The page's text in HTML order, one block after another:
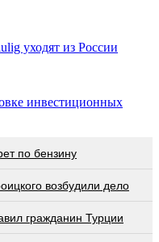
уходят из России
инвестиционных
по бензину
возбудили дело
гражданин Турции